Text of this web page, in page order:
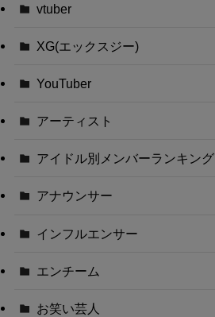
vtuber
XG(エックスジー)
YouTuber
アーティスト
アイドル別メンバーランキング
アナウンサー
インフルエンサー
エンチーム
お笑い芸人